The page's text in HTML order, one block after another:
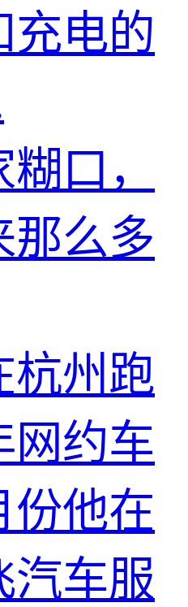
充电的
口，
那么多
杭州跑
网约车
份他在
汽车服